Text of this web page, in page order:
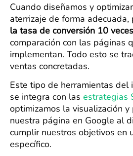
Cuando diseñamos y
aterrizaje de forma adecuada,
la tasa de conversión 10
comparación con las páginas
implementan. Todo esto se
ventas concretadas.
Este tipo de herramientas del
se integra con las estrategias
optimizamos la visualización
nuestra página en Google al
cumplir nuestros objetivos en
específico.